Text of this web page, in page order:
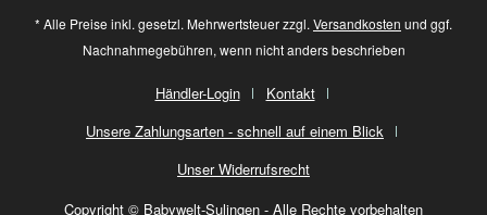
* Alle Preise inkl. gesetzl. Mehrwertsteuer zzgl. Versandkosten und ggf.
Nachnahmegebühren, wenn nicht anders beschrieben
Händler-Login
Kontakt
Unsere Zahlungsarten - schnell auf einem Blick
Unser Widerrufsrecht
Copyright © Babywelt-Sulingen - Alle Rechte vorbehalten